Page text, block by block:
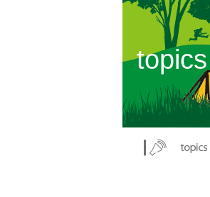
topics
表示：index.php